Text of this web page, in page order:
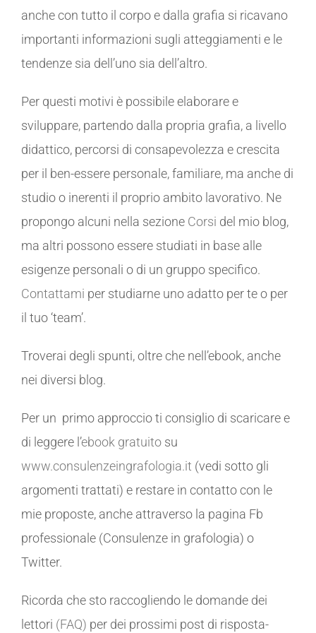
anche con tutto il corpo e dalla grafia si ricavano
importanti informazioni sugli atteggiamenti e le
tendenze sia dell’uno sia dell’altro.
Per questi motivi è possibile elaborare e
sviluppare, partendo dalla propria grafia, a livello
didattico, percorsi di consapevolezza e crescita
per il ben-essere personale, familiare, ma anche di
studio o inerenti il proprio ambito lavorativo. Ne
propongo alcuni nella sezione Corsi del mio blog,
ma altri possono essere studiati in base alle
esigenze personali o di un gruppo specifico.
Contattami per studiarne uno adatto per te o per
il tuo ‘team’.
Troverai degli spunti, oltre che nell’ebook, anche
nei diversi blog.
Per un primo approccio ti consiglio di scaricare e
di leggere l’ebook gratuito su
www.consulenzeingrafologia.it (vedi sotto gli
argomenti trattati) e restare in contatto con le
mie proposte, anche attraverso la pagina Fb
professionale (Consulenze in grafologia) o
Twitter.
Ricorda che sto raccogliendo le domande dei
lettori (FAQ) per dei prossimi post di risposta-